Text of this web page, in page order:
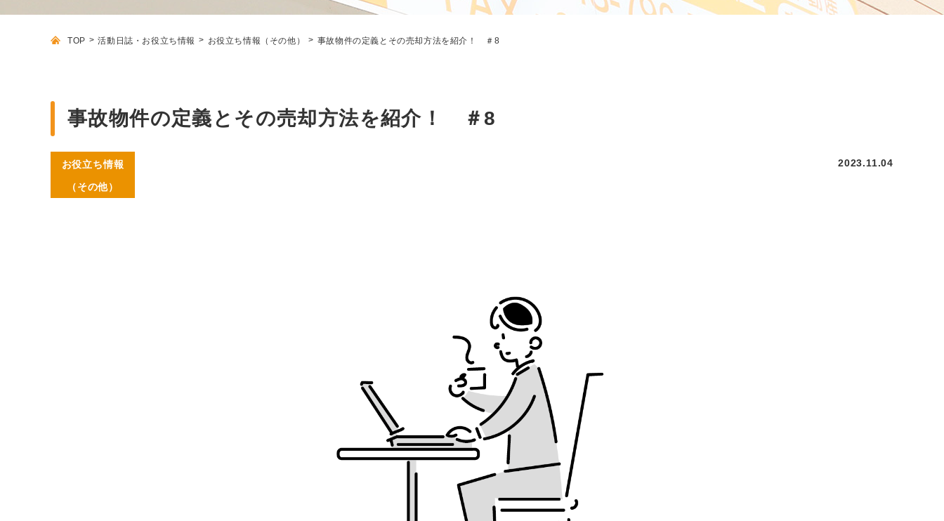
TOP 活動日誌・お役立ち情報 お役立ち情報（その他） 事故物件の定義とその売却方法を紹介！ ＃8
事故物件の定義とその売却方法を紹介！ ＃8
お役立ち情報
（その他）
2023.11.04